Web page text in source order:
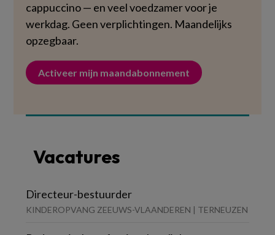
cappuccino — en veel voedzamer voor je
werkdag. Geen verplichtingen. Maandelijks
opzegbaar.
Activeer mijn maandabonnement
Vacatures
Directeur-bestuurder
KINDEROPVANG ZEEUWS-VLAANDEREN | TERNEUZEN